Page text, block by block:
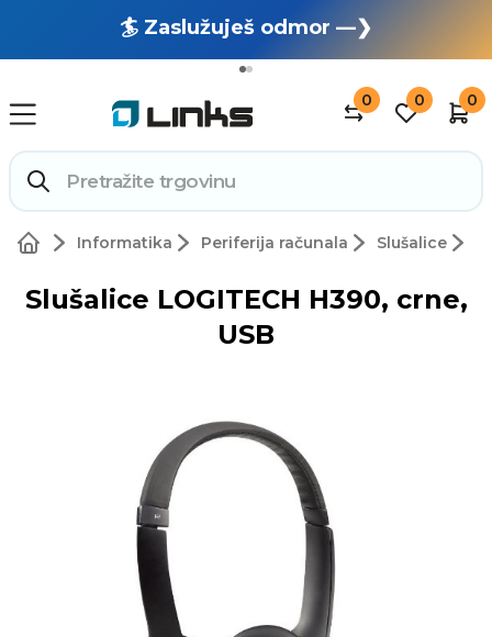
🏄 Zaslužuješ odmor —❯
🔥 OUTLET: TOTALNA RASPRODAJA —❯
0 0 0
Informatika Periferija računala Slušalice
Slušalice LOGITECH H390, crne,
USB